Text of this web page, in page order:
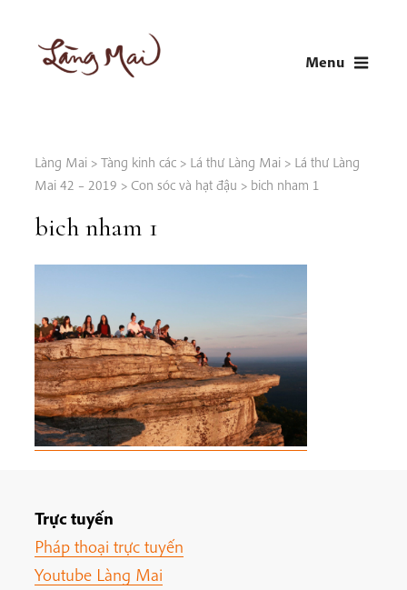
content
Menu
Làng Mai > Tàng kinh các > Lá thư Làng Mai > Lá thư Làng
Mai 42 – 2019 > Con sóc và hạt đậu > bich nham 1
bich nham 1
Trực tuyến
Pháp thoại trực tuyến
Youtube Làng Mai